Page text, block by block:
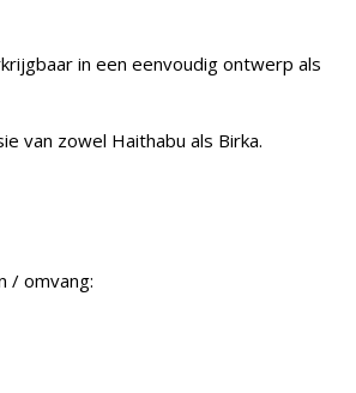
in een eenvoudig ontwerp als
van zowel Haithabu als Birka.
/ omvang: